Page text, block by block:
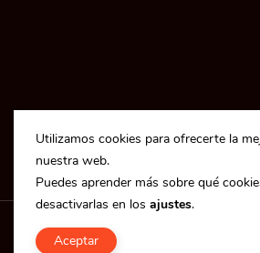
Copyright © 2025 Industrias
Utilizamos cookies para ofrecerte la
nuestra web.
Puedes aprender más sobre qué
desactivarlas en los ajustes.
Aceptar